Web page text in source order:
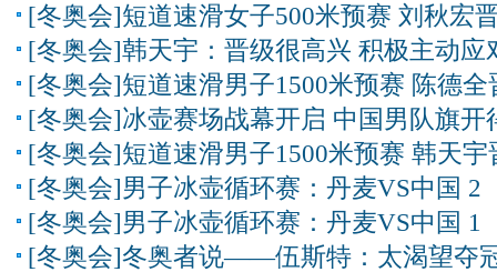
[冬奥会]短道速滑女子500米预赛 刘秋宏
[冬奥会]韩天宇：晋级很高兴 积极主动应
[冬奥会]短道速滑男子1500米预赛 陈德全
[冬奥会]冰壶赛场战幕开启 中国男队旗开
[冬奥会]短道速滑男子1500米预赛 韩天宇
[冬奥会]男子冰壶循环赛：丹麦VS中国 2
[冬奥会]男子冰壶循环赛：丹麦VS中国 1
[冬奥会]冬奥者说——伍斯特：太渴望夺